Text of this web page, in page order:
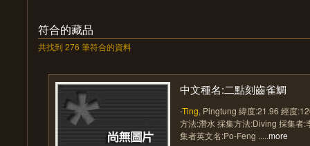
符合的藏品
共找到 276 筆符合的資料
中文種名:二點刻齒雀鯛
-Ting, Pingtung 緯度:21.96 經度
方法:潛水 採集方法:Diving 採集者:
集者英文名:Po-Feng .....more